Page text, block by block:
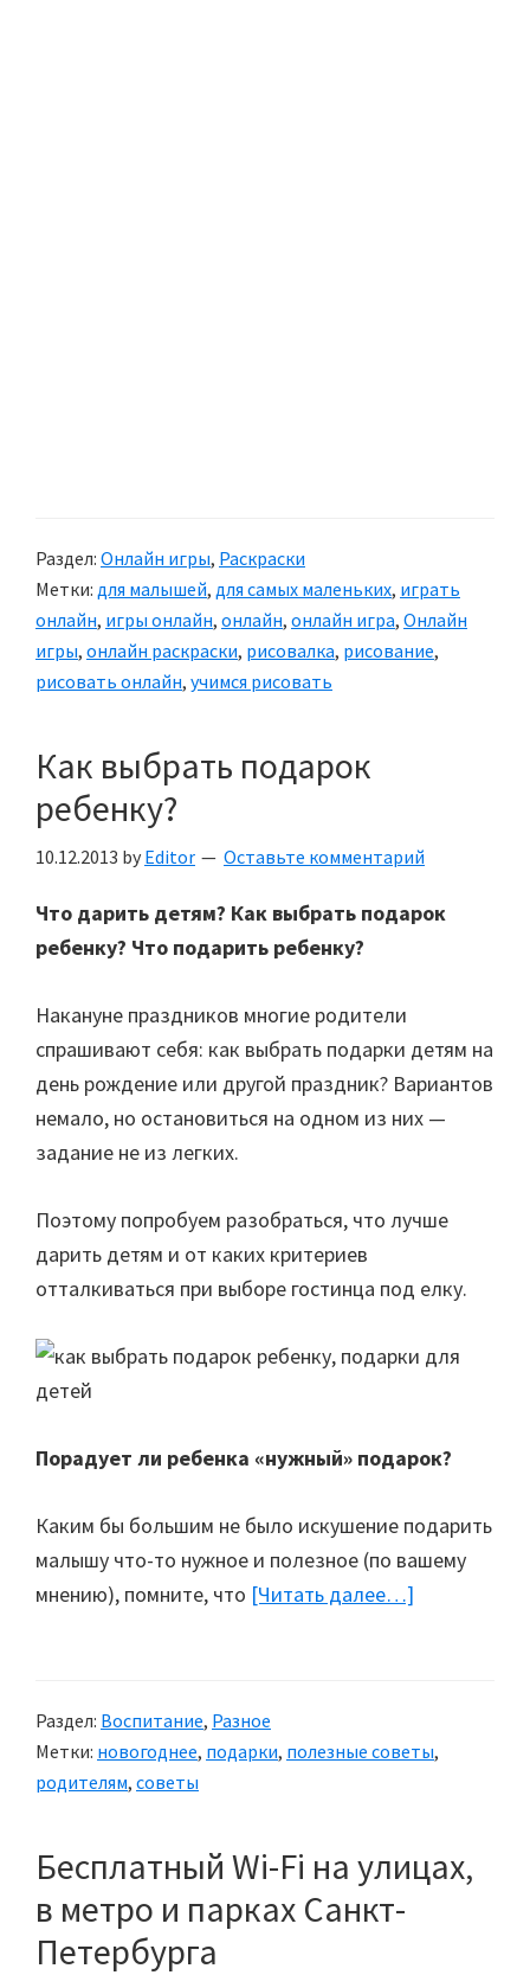
Раздел: Онлайн игры, Раскраски
Метки: для малышей, для самых маленьких, играть
онлайн, игры онлайн, онлайн, онлайн игра, Онлайн
игры, онлайн раскраски, рисовалка, рисование,
рисовать онлайн, учимся рисовать
Как выбрать подарок
ребенку?
10.12.2013 by Editor Оставьте комментарий
Что дарить детям? Как выбрать подарок
ребенку? Что подарить ребенку?
Накануне праздников многие родители
спрашивают себя: как выбрать подарки детям на
день рождение или другой праздник? Вариантов
немало, но остановиться на одном из них —
задание не из легких.
Поэтому попробуем разобраться, что лучше
дарить детям и от каких критериев
отталкиваться при выборе гостинца под елку.
Порадует ли ребенка «нужный» подарок?
Каким бы большим не было искушение подарить
малышу что-то нужное и полезное (по вашему
мнению), помните, что [Читать далее…]
Раздел: Воспитание, Разное
Метки: новогоднее, подарки, полезные советы,
родителям, советы
Бесплатный Wi-Fi на улицах,
в метро и парках Санкт-
Петербурга